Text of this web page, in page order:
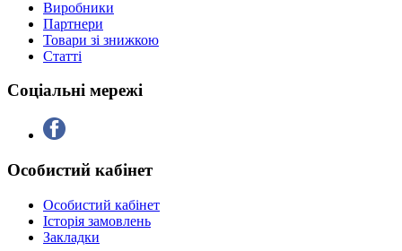
Виробники
Партнери
Товари зі знижкою
Статті
Соціальні мережі
Особистий кабінет
Особистий кабінет
Історія замовлень
Закладки